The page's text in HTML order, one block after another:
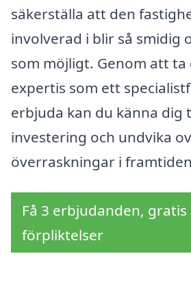
säkerställa att den
involverad i blir så smidig
som möjligt. Genom att ta
expertis som ett
erbjuda kan du känna dig
investering och undvika
överraskningar i
Få 3 erbjudanden,
förpliktelser